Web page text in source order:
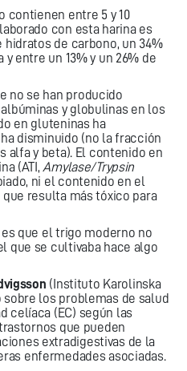
contienen entre 5 y 10
con esta harina es
de carbono, un 34%
entre un 13% y un 26% de
no se han producido
y globulinas en los
en gluteninas ha
disminuido (no la fracción
alfa y beta). El contenido en
(ATI, Amylase/Trypsin
ni el contenido en el
resulta más tóxico para
que el trigo moderno no
que se cultivaba hace algo
(Instituto Karolinska
los problemas de salud
celíaca (EC) según las
que pueden
extradigestivas de la
enfermedades asociadas.